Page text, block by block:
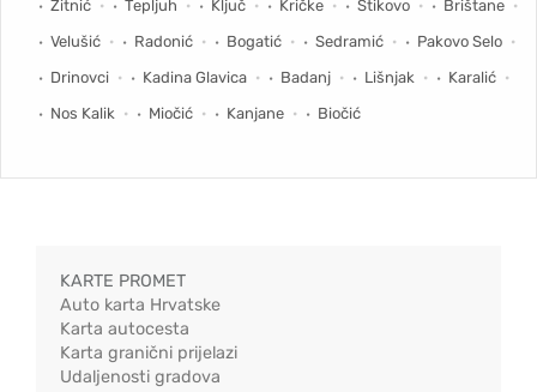
Žitnić
Tepljuh Ključ Kričke Štikovo
Brištane
Velušić
Radonić Bogatić Sedramić
Pakovo Selo
Drinovci
Kadina Glavica Badanj Lišnjak
Karalić
Nos Kalik
Miočić Kanjane Biočić
KARTE PROMET
Auto karta Hrvatske
Karta autocesta
Karta granični prijelazi
Udaljenosti gradova